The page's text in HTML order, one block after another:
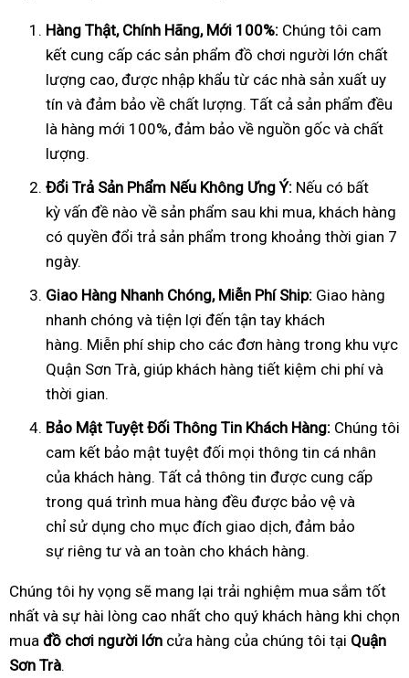
Hàng Thật, Chính Hãng, Mới 100%: Chúng tôi cam
kết cung cấp các sản phẩm đồ chơi người lớn chất
lượng cao, được nhập khẩu từ các nhà sản xuất uy
tín và đảm bảo về chất lượng. Tất cả sản phẩm đều
là hàng mới 100%, đảm bảo về nguồn gốc và chất
lượng.
Đổi Trả Sản Phẩm Nếu Không Ưng Ý: Nếu có bất
kỳ vấn đề nào về sản phẩm sau khi mua, khách hàng
có quyền đổi trả sản phẩm trong khoảng thời gian 7
ngày.
Giao Hàng Nhanh Chóng, Miễn Phí Ship: Giao hàng
nhanh chóng và tiện lợi đến tận tay khách
hàng. Miễn phí ship cho các đơn hàng trong khu vực
Quận Sơn Trà, giúp khách hàng tiết kiệm chi phí và
thời gian.
Bảo Mật Tuyệt Đối Thông Tin Khách Hàng: Chúng tôi
cam kết bảo mật tuyệt đối mọi thông tin cá nhân
của khách hàng. Tất cả thông tin được cung cấp
trong quá trình mua hàng đều được bảo vệ và
chỉ sử dụng cho mục đích giao dịch, đảm bảo
sự riêng tư và an toàn cho khách hàng.
Chúng tôi hy vọng sẽ mang lại trải nghiệm mua sắm tốt
nhất và sự hài lòng cao nhất cho quý khách hàng khi chọn
mua đồ chơi người lớn cửa hàng của chúng tôi tại Quận
Sơn Trà.